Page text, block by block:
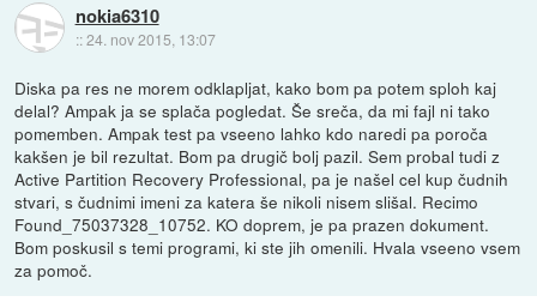
nokia6310
::24. nov 2015, 13:07
Diska pa res ne morem odklapljat, kako bom pa potem sploh kaj
delal? Ampak ja se splača pogledat. Še sreča, da mi fajl ni tako
pomemben. Ampak test pa vseeno lahko kdo naredi pa poroča
kakšen je bil rezultat. Bom pa drugič bolj pazil. Sem probal tudi z
Active Partition Recovery Professional, pa je našel cel kup čudnih
stvari, s čudnimi imeni za katera še nikoli nisem slišal. Recimo
Found_75037328_10752. KO doprem, je pa prazen dokument.
Bom poskusil s temi programi, ki ste jih omenili. Hvala vseeno vsem
za pomoč.